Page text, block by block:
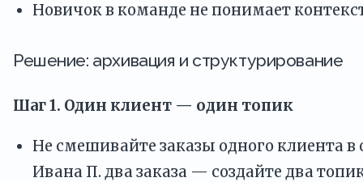
Новичок в команде не понимает
Решение: архивация и структурирование
Шаг 1. Один клиент — один топик
Не смешивайте заказы одного клиента в
Ивана П. два заказа — создайте два